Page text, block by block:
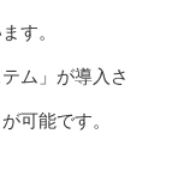
す。
ム」が導入さ
可能です。